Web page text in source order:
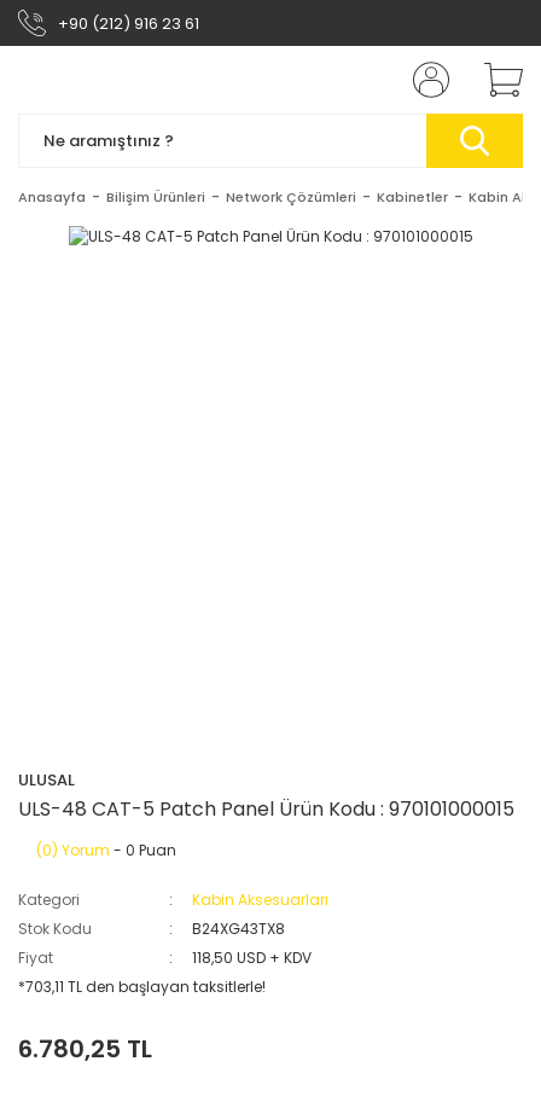
+90 (212) 916 23 61
Anasayfa Bilişim Ürünleri Network Çözümleri Kabinetler Kabin
ULUSAL
ULS-48 CAT-5 Patch Panel Ürün Kodu : 970101000015
(0) Yorum - 0 Puan
Kategori
Kabin Aksesuarları
Stok Kodu
B24XG43TX8
Fiyat
118,50 USD + KDV
*703,11 TL den başlayan taksitlerle!
6.780,25 TL